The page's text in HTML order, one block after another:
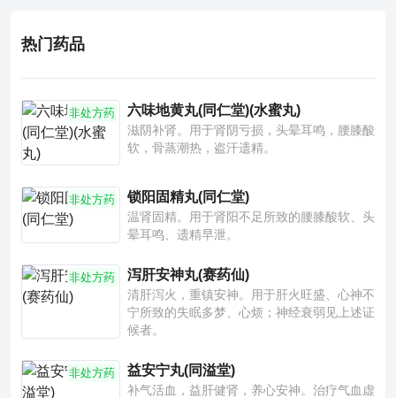
热门药品
非处方药 六味地黄丸(同仁堂)(水蜜丸)
滋阴补肾。用于肾阴亏损，头晕耳鸣，腰膝酸
软，骨蒸潮热，盗汗遗精。
非处方药 锁阳固精丸(同仁堂)
温肾固精。用于肾阳不足所致的腰膝酸软、头
晕耳鸣、遗精早泄。
非处方药 泻肝安神丸(赛药仙)
清肝泻火，重镇安神。用于肝火旺盛、心神不
宁所致的失眠多梦、心烦；神经衰弱见上述证
候者。
非处方药 益安宁丸(同溢堂)
补气活血，益肝健肾，养心安神。治疗气血虚